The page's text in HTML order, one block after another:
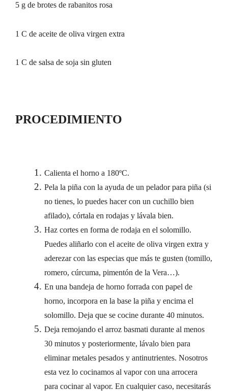
5 g de brotes de rabanitos rosa
1 C de aceite de oliva virgen extra
1 C de salsa de soja sin gluten
PROCEDIMIENTO
Calienta el horno a 180ºC.
Pela la piña con la ayuda de un pelador para piña (si
no tienes, lo puedes hacer con un cuchillo bien
afilado), córtala en rodajas y lávala bien.
Haz cortes en forma de rodaja en el solomillo.
Puedes aliñarlo con el aceite de oliva virgen extra y
aderezar con las especias que más te gusten (tomillo,
romero, cúrcuma, pimentón de la Vera…).
En una bandeja de horno forrada con papel de
horno, incorpora en la base la piña y encima el
solomillo. Deja que se cocine durante 40 minutos.
Deja remojando el arroz basmati durante al menos
30 minutos y posteriormente, lávalo bien para
eliminar metales pesados y antinutrientes. Nosotros
esta vez lo cocinamos al vapor con una arrocera
para cocinar al vapor. En cualquier caso, necesitarás